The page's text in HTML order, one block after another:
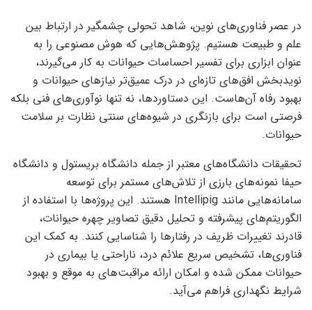
در عصر فناوری‌های نوین، شاهد تحولی چشمگیر در ارتباط بین
علم و طبیعت هستیم. پژوهش‌هایی که هوش مصنوعی را به
عنوان ابزاری برای تفسیر احساسات حیوانات به کار می‌گیرند،
نویدبخش افق‌های تازه‌ای در درک عمیق‌تر نیازهای حیوانات و
بهبود رفاه آن‌هاست. این دستاوردها، نه تنها نوآوری‌های فنی بلکه
فرصتی است برای بازنگری در شیوه‌های سنتی نظارت بر سلامت
حیوانات.
تحقیقات دانشگاه‌های معتبر از جمله دانشگاه بریستول و دانشگاه
حیفا نمونه‌های بارزی از تلاش‌های مستمر برای توسعه
سامانه‌هایی مانند Intellipig هستند. این پروژه‌ها با استفاده از
الگوریتم‌های پیشرفته و تحلیل دقیق تصاویر چهره حیوانات،
قادرند تغییرات ظریف در رفتارها را شناسایی کنند. به کمک این
فناوری‌ها، تشخیص سریع علائم درد، ناراحتی یا بیماری در
حیوانات ممکن شده و امکان ارائه مراقبت‌های به موقع و بهبود
شرایط نگهداری فراهم می‌آید.